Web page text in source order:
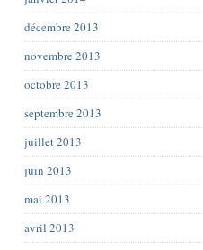
décembre 2013
novembre 2013
octobre 2013
septembre 2013
juillet 2013
juin 2013
mai 2013
avril 2013